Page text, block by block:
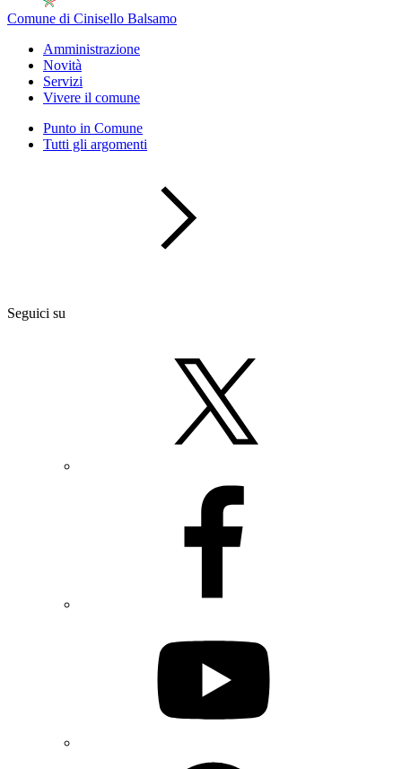
Comune di Cinisello Balsamo
Amministrazione
Novità
Servizi
Vivere il comune
Punto in Comune
Tutti gli argomenti
Seguici su